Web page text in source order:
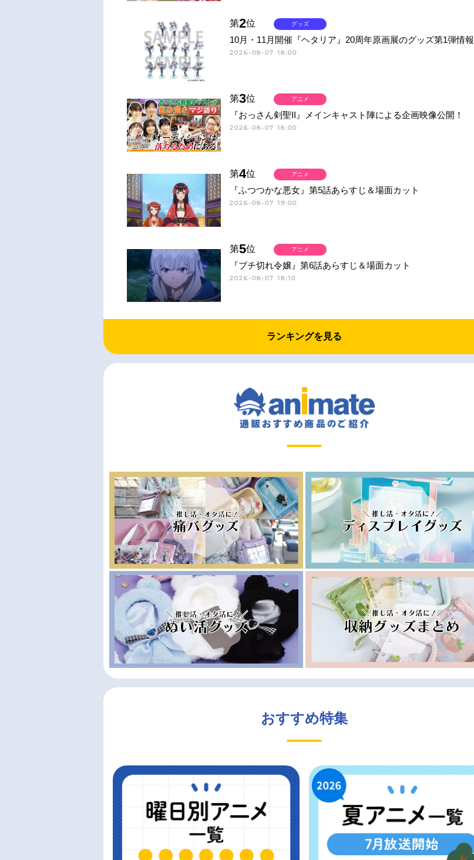
第2位
10月・11月開催『ヘタリア』20周年原画展のグッズ第1弾情報
2026-08-07 18:00
グッズ
第3位
『おっさん剣聖II』メインキャスト陣による企画映像公開！
2026-08-07 18:00
アニメ
第4位
『ふつつかな悪女』第5話あらすじ＆場面カット
2026-08-07 19:00
アニメ
第5位
『ブチ切れ令嬢』第6話あらすじ＆場面カット
2026-08-07 18:10
アニメ
ランキングを見る
おすすめ特集